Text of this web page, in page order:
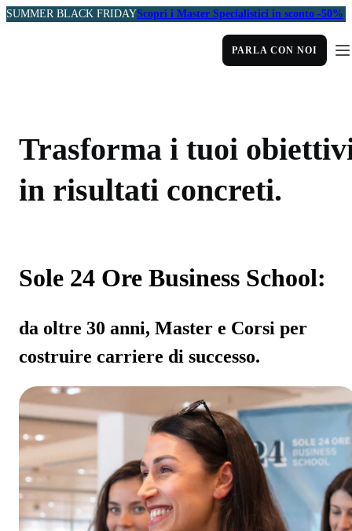
SUMMER BLACK FRIDAYScopri i Master Specialistici in sconto -50%
PARLA CON NOI
Trasforma i tuoi
in risultati concreti.
Sole 24 Ore Business School:
da oltre 30 anni, Master e Corsi per
costruire carriere di successo.